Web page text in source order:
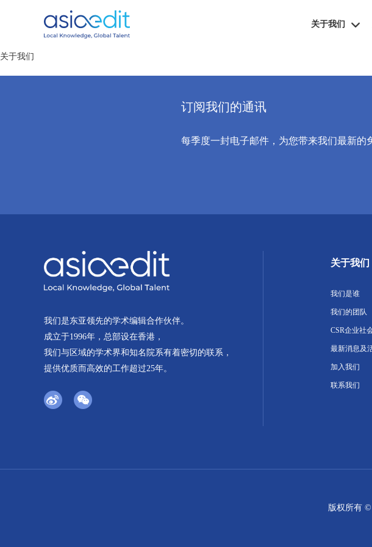
关于我们
关于我们
订阅我们的通讯
每季度一封电子邮件，为您带来我们最新的
我们是东亚领先的学术编辑合作伙伴。
成立于1996年，总部设在香港，
我们与区域的学术界和知名院系有着密切的联系，
提供优质而高效的工作超过25年。
关于我们
我们是谁
我们的团队
CSR企业社
最新消息及
加入我们
联系我们
版权所有 ©